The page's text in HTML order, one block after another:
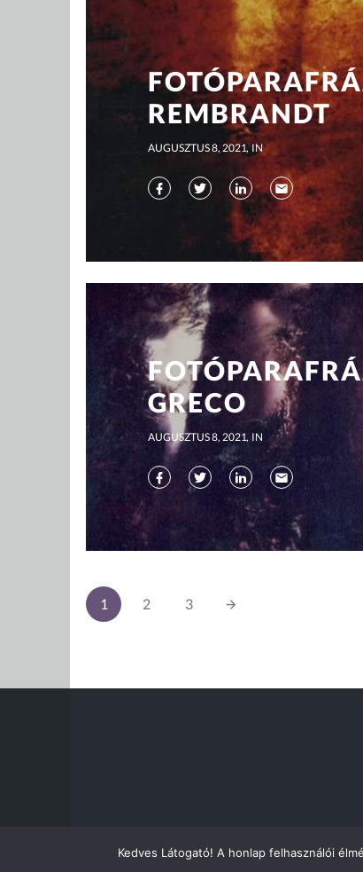
REMBRANDT
AUGUSZTUS 8, 2021 IN
GRECO
AUGUSZTUS 8, 2021 IN
1 2 3
Kedves Látogató! A honlap felhasználói